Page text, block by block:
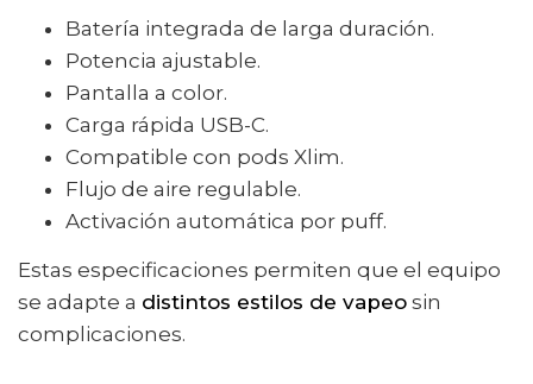
Batería integrada de larga duración.
Potencia ajustable.
Pantalla a color.
Carga rápida USB-C.
Compatible con pods Xlim.
Flujo de aire regulable.
Activación automática por puff.
Estas especificaciones permiten que el equipo
se adapte a distintos estilos de vapeo sin
complicaciones.